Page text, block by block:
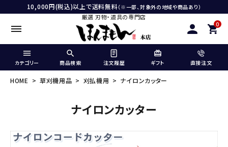
10,000円(税込)以上で送料無料（※一部、対象外の地域や商品あり）
厳選 刃物・道具の専門店
0
カテゴリー 商品検索 注文履歴 ギフト 直接注文
HOME 草刈機用品 刈払機用 ナイロンカッター
ナイロンカッター